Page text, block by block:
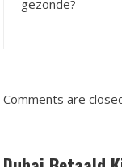
gezonde?
Comments are